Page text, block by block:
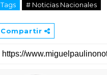
Tags # Noticias Nacionales
Compartir